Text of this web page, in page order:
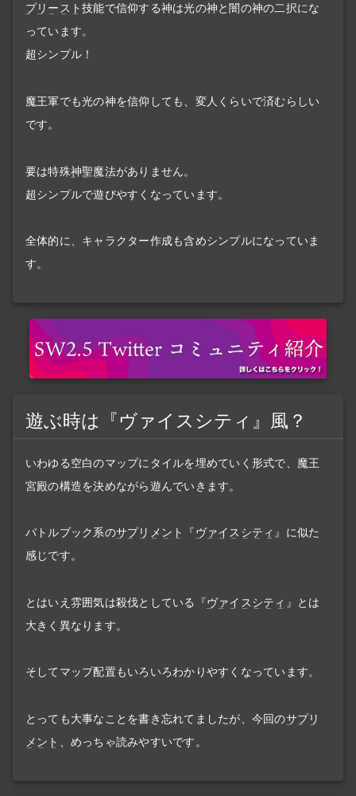
プリースト技能で信仰する神は光の神と闇の神の二択にな
っています。
超シンプル！
魔王軍でも光の神を信仰しても、変人くらいで済むらしい
です。
要は特殊神聖魔法がありません。
超シンプルで遊びやすくなっています。
全体的に、キャラクター作成も含めシンプルになっていま
す。
遊ぶ時は『ヴァイスシティ』風？
いわゆる空白のマップにタイルを埋めていく形式で、魔王
宮殿の構造を決めながら遊んでいきます。
バトルブック系のサプリメント 『ヴァイスシティ 』に似た
感じです。
とはいえ雰囲気は殺伐としている『ヴァイスシティ 』とは
大きく異なります。
そしてマップ配置もいろいろわかりやすくなっています。
とっても大事なことを書き忘れてましたが、今回のサプリ
メント
、めっちゃ読みやすいです。